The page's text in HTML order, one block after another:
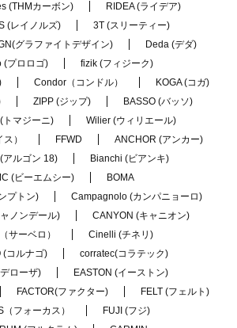
(THMカーボン)
RIDEA (ライデア)
(レイノルズ)
3T (スリーティー)
グラファイトデザイン)
Deda (デダ)
(プロロゴ)
fizik (フィジーク)
Condor（コンドル）
KOGA (コガ)
ZIPP (ジップ)
BASSO (バッソ)
トマジーニ)
Wilier (ウィリエール)
）
FFWD
ANCHOR (アンカー)
アルゴン 18)
Bianchi (ビアンキ)
(ビーエムシー)
BOMA
プトン)
Campagnolo (カンパニョーロ)
ノンデール)
CANYON (キャニオン)
サーベロ）
Cinelli (チネリ)
(コルナゴ)
corratec(コラテック)
ローザ)
EASTON (イーストン)
FACTOR(ファクター)
FELT (フェルト)
（フォーカス）
FUJI (フジ)